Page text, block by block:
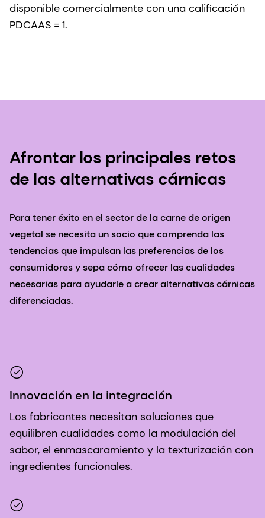
disponible comercialmente con una calificación
PDCAAS = 1.
Afrontar los principales retos
de las alternativas cárnicas
Para tener éxito en el sector de la carne de origen
vegetal se necesita un socio que comprenda las
tendencias que impulsan las preferencias de los
consumidores y sepa cómo ofrecer las cualidades
necesarias para ayudarle a crear alternativas cárnicas
diferenciadas.
Innovación en la integración
Los fabricantes necesitan soluciones que
equilibren cualidades como la modulación del
sabor, el enmascaramiento y la texturización con
ingredientes funcionales.